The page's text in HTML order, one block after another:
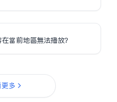
當前地區無法播放？
多